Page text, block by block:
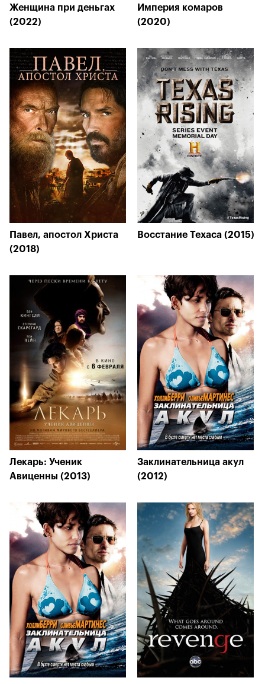
Женщина при деньгах
(2022)
Империя комаров
(2020)
Павел, апостол Христа
(2018)
Восстание Техаса (2015)
Лекарь: Ученик
Авиценны (2013)
Заклинательница акул
(2012)